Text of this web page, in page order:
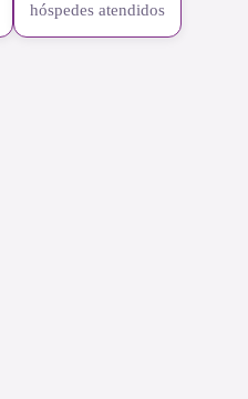
hóspedes atendidos